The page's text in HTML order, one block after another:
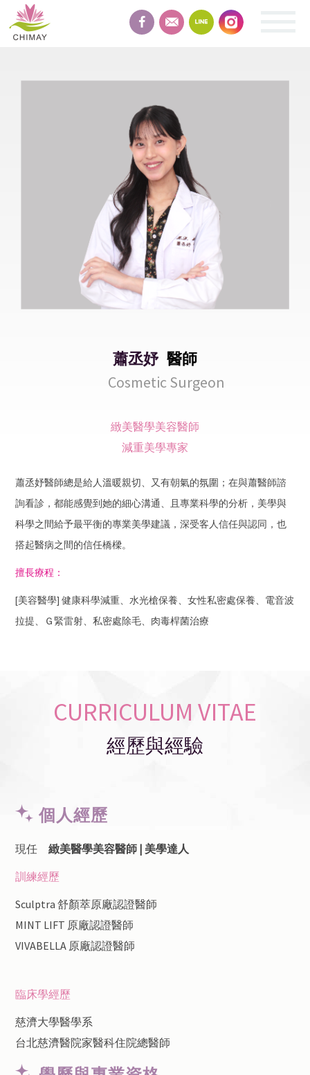
緻
美
整
蕭丞妤 醫師
Cosmetic Surgeon
緻美醫學美容醫師
減重美學專家
蕭丞妤醫師總是給人溫暖親切、又有朝氣的氛圍；在與蕭醫師諮
詢看診，都能感覺到她的細心溝通、且專業科學的分析，美學與
科學之間給予最平衡的專業美學建議，深受客人信任與認同，也
搭起醫病之間的信任橋樑。
擅長療程：
[美容醫學] 健康科學減重、水光槍保養、女性私密處保養 、電音波
拉提、Ｇ 緊雷射、私密處除毛、肉毒桿菌治療
CURRICULUM VITAE
經歷與經驗
個人經歷
現任緻美醫學美容醫師 | 美學達人
訓練經歷
Sculptra 舒顏萃原廠認證醫師
MINT LIFT 原廠認證醫師
​VIVABELLA 原廠認證醫師
臨床學經歷
慈濟大學醫學系
​台北慈濟醫院家醫科住院總醫師